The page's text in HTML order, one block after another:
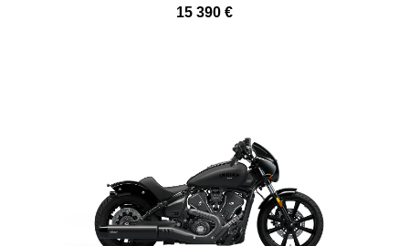
15 390 €